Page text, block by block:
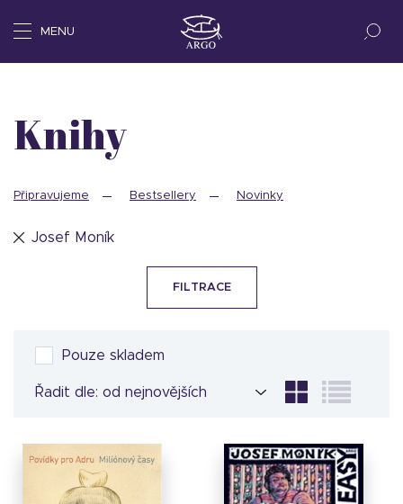
MENU
Knihy
Připravujeme Bestsellery Novinky
Josef Moník
FILTRACE
Pouze skladem
Řadit dle: